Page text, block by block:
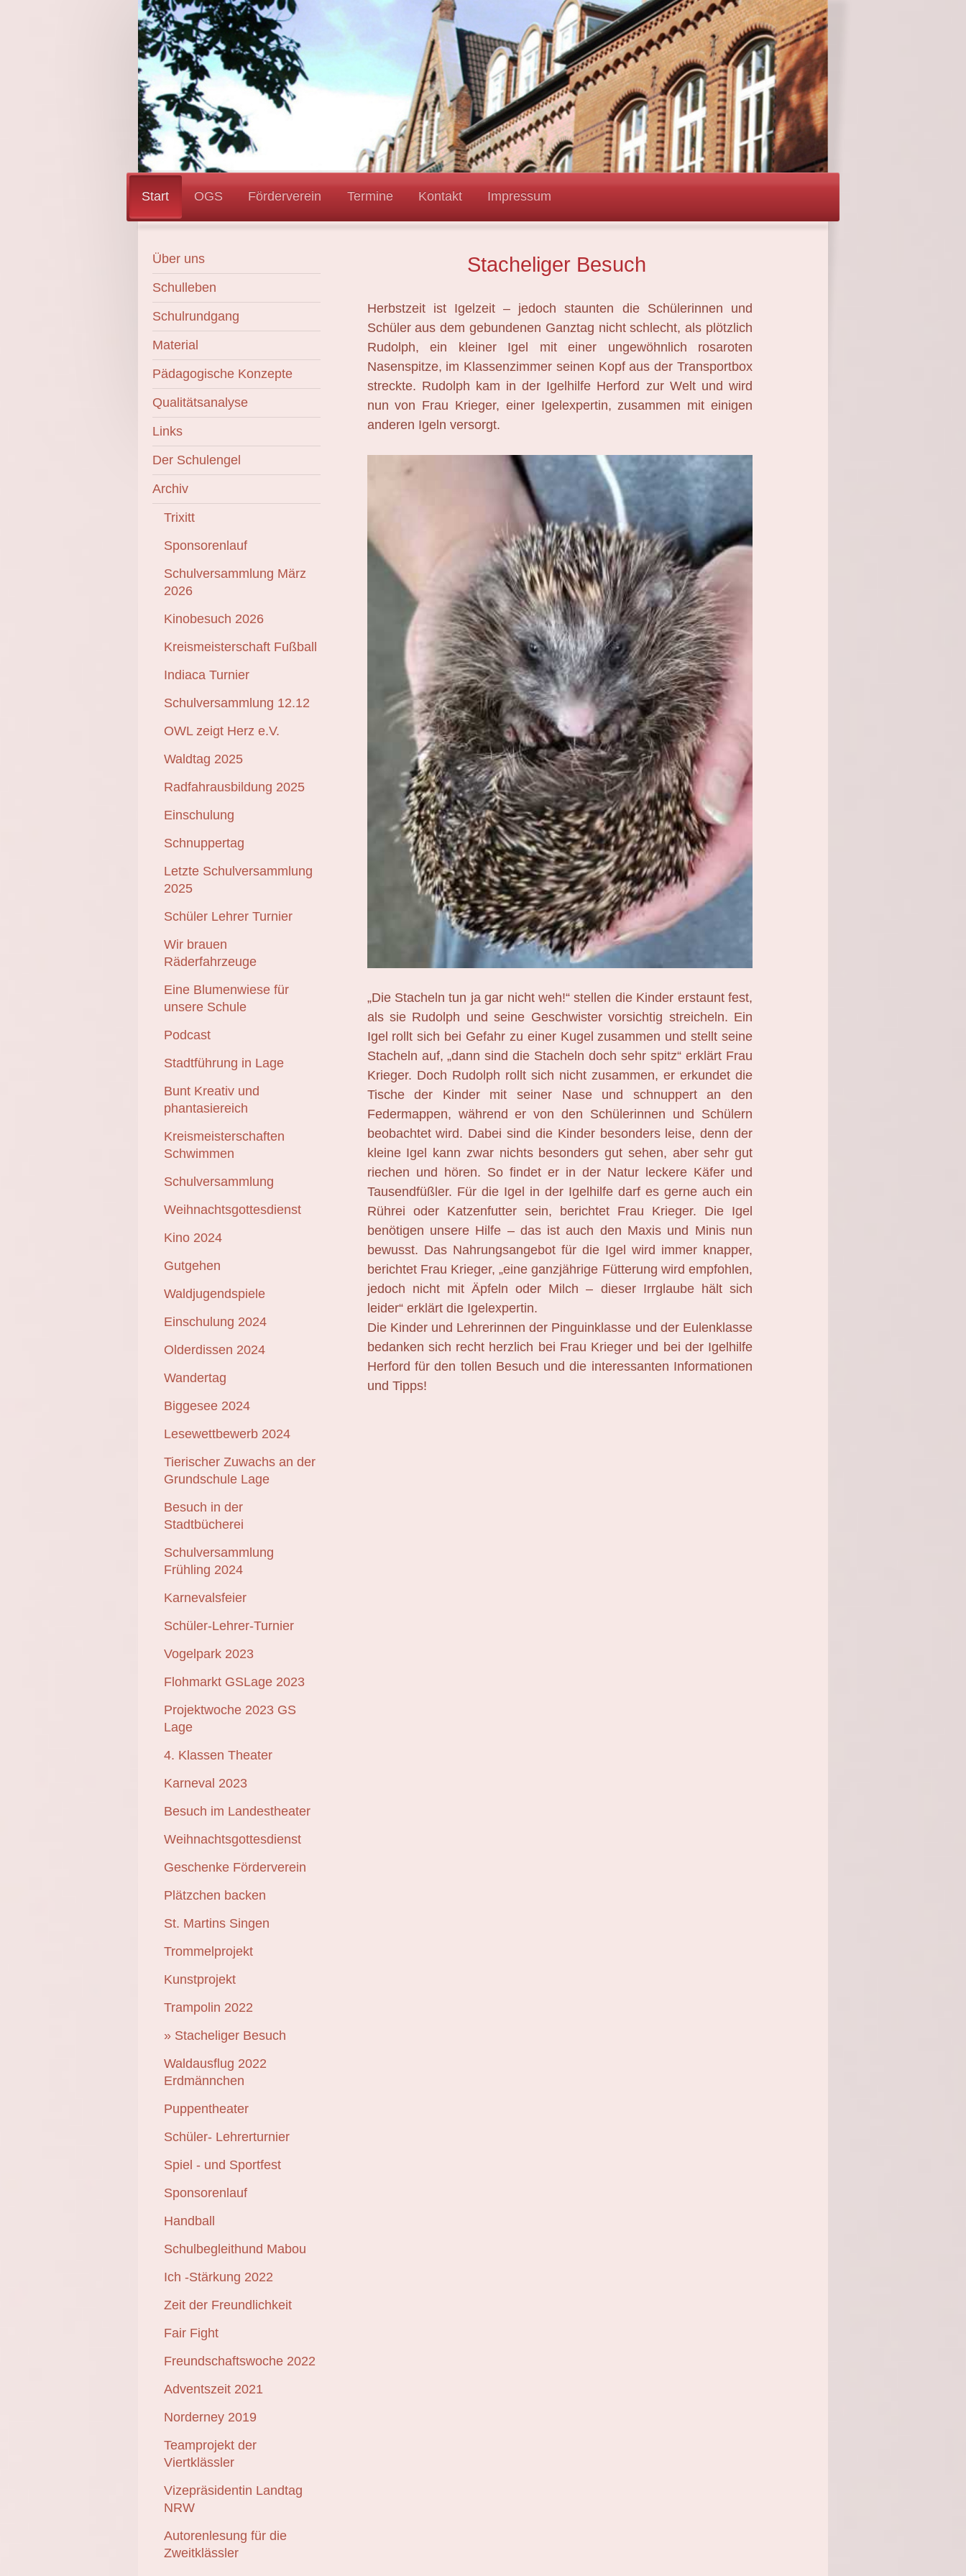
Start OGS Förderverein Termine Kontakt Impressum
Stacheliger Besuch
Herbstzeit ist Igelzeit – jedoch staunten die Schülerinnen und
Schüler aus dem gebundenen Ganztag nicht schlecht, als plötzlich
Rudolph, ein kleiner Igel mit einer ungewöhnlich rosaroten
Nasenspitze, im Klassenzimmer seinen Kopf aus der Transportbox
streckte. Rudolph kam in der Igelhilfe Herford zur Welt und wird
nun von Frau Krieger, einer Igelexpertin, zusammen mit einigen
anderen Igeln versorgt.
„Die Stacheln tun ja gar nicht weh!“ stellen die Kinder erstaunt fest,
als sie Rudolph und seine Geschwister vorsichtig streicheln. Ein
Igel rollt sich bei Gefahr zu einer Kugel zusammen und stellt seine
Stacheln auf, „dann sind die Stacheln doch sehr spitz“ erklärt Frau
Krieger. Doch Rudolph rollt sich nicht zusammen, er erkundet die
Tische der Kinder mit seiner Nase und schnuppert an den
Federmappen, während er von den Schülerinnen und Schülern
beobachtet wird. Dabei sind die Kinder besonders leise, denn der
kleine Igel kann zwar nichts besonders gut sehen, aber sehr gut
riechen und hören. So findet er in der Natur leckere Käfer und
Tausendfüßler. Für die Igel in der Igelhilfe darf es gerne auch ein
Rührei oder Katzenfutter sein, berichtet Frau Krieger. Die Igel
benötigen unsere Hilfe – das ist auch den Maxis und Minis nun
bewusst. Das Nahrungsangebot für die Igel wird immer knapper,
berichtet Frau Krieger, „eine ganzjährige Fütterung wird empfohlen,
jedoch nicht mit Äpfeln oder Milch – dieser Irrglaube hält sich
leider“ erklärt die Igelexpertin.
Die Kinder und Lehrerinnen der Pinguinklasse und der Eulenklasse
bedanken sich recht herzlich bei Frau Krieger und bei der Igelhilfe
Herford für den tollen Besuch und die interessanten Informationen
und Tipps!
Über uns
Schulleben
Schulrundgang
Material
Pädagogische Konzepte
Qualitätsanalyse
Links
Der Schulengel
Archiv
Trixitt
Sponsorenlauf
Schulversammlung März
2026
Kinobesuch 2026
Kreismeisterschaft Fußball
Indiaca Turnier
Schulversammlung 12.12
OWL zeigt Herz e.V.
Waldtag 2025
Radfahrausbildung 2025
Einschulung
Schnuppertag
Letzte Schulversammlung
2025
Schüler Lehrer Turnier
Wir brauen
Räderfahrzeuge
Eine Blumenwiese für
unsere Schule
Podcast
Stadtführung in Lage
Bunt Kreativ und
phantasiereich
Kreismeisterschaften
Schwimmen
Schulversammlung
Weihnachtsgottesdienst
Kino 2024
Gutgehen
Waldjugendspiele
Einschulung 2024
Olderdissen 2024
Wandertag
Biggesee 2024
Lesewettbewerb 2024
Tierischer Zuwachs an der
Grundschule Lage
Besuch in der
Stadtbücherei
Schulversammlung
Frühling 2024
Karnevalsfeier
Schüler-Lehrer-Turnier
Vogelpark 2023
Flohmarkt GSLage 2023
Projektwoche 2023 GS
Lage
4. Klassen Theater
Karneval 2023
Besuch im Landestheater
Weihnachtsgottesdienst
Geschenke Förderverein
Plätzchen backen
St. Martins Singen
Trommelprojekt
Kunstprojekt
Trampolin 2022
Stacheliger Besuch
Waldausflug 2022
Erdmännchen
Puppentheater
Schüler- Lehrerturnier
Spiel - und Sportfest
Sponsorenlauf
Handball
Schulbegleithund Mabou
Ich -Stärkung 2022
Zeit der Freundlichkeit
Fair Fight
Freundschaftswoche 2022
Adventszeit 2021
Norderney 2019
Teamprojekt der
Viertklässler
Vizepräsidentin Landtag
NRW
Autorenlesung für die
Zweitklässler